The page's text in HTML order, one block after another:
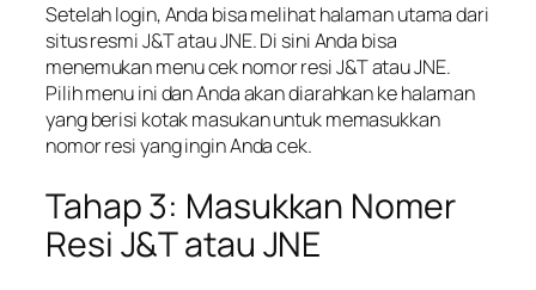
Setelah login, Anda bisa melihat halaman utama dari
situs resmi J&T atau JNE. Di sini Anda bisa
menemukan menu cek nomor resi J&T atau JNE.
Pilih menu ini dan Anda akan diarahkan ke halaman
yang berisi kotak masukan untuk memasukkan
nomor resi yang ingin Anda cek.
Tahap 3: Masukkan Nomer
Resi J&T atau JNE